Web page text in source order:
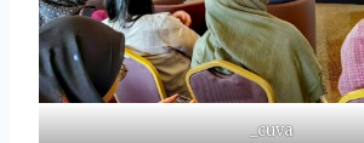
_cuva